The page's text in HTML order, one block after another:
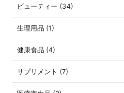
ビューティー (34)
生理用品 (1)
健康食品 (4)
サプリメント (7)